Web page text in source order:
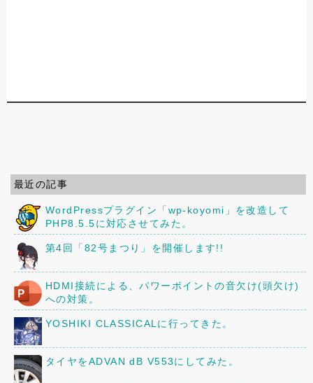
最近の記事
WordPressプラグイン「wp-koyomi」を改造して
PHP8.5.5に対応させてみた。
第4回「82号まつり」を開催します!!
HDMI接続による、パワーポイントの音欠け(頭欠け)
への対策。
YOSHIKI CLASSICALに行ってきた。
タイヤをADVAN dB V553にしてみた。